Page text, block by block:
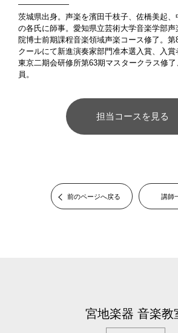
茨城県出身。声楽を濱田千枝子、佐橋美起
の各氏に師事。愛知県立芸術大学音楽学部
院博士前期課程音楽領域声楽コース修了。
クールにて新進演奏家部門准本選入賞、入賞
東京二期会研修所第63期マスタークラス修
員。
担当コースを見る
前のページへ戻る 講師
宮地楽器 音楽教